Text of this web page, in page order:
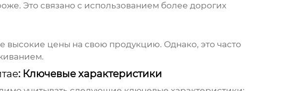
Это связано с использованием более дорогих
высокие цены на свою продукцию. Однако, это часто
: Ключевые характеристики